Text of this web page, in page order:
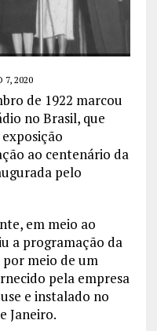
7, 2020
de 1922 marcou
no Brasil, que
ao centenário da
pelo
em meio ao
a programação da
meio de um
pela empresa
e instalado no
Janeiro.